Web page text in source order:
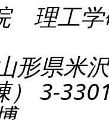
理工学
県米
） 3-